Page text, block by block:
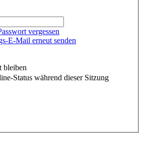
vergessen
E-Mail erneut senden
bleiben
Status während dieser Sitzung